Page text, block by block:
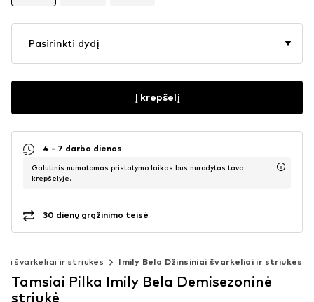
Pasirinkti dydį
Į krepšelį
4 - 7 darbo dienos
Galutinis numatomas pristatymo laikas bus nurodytas tavo
krepšelyje.
30 dienų grąžinimo teisė
švarkeliai ir striukės Imily Bela Džinsiniai švarkeliai ir striukės
Tamsiai Pilka Imily Bela Demisezoninė
striukė